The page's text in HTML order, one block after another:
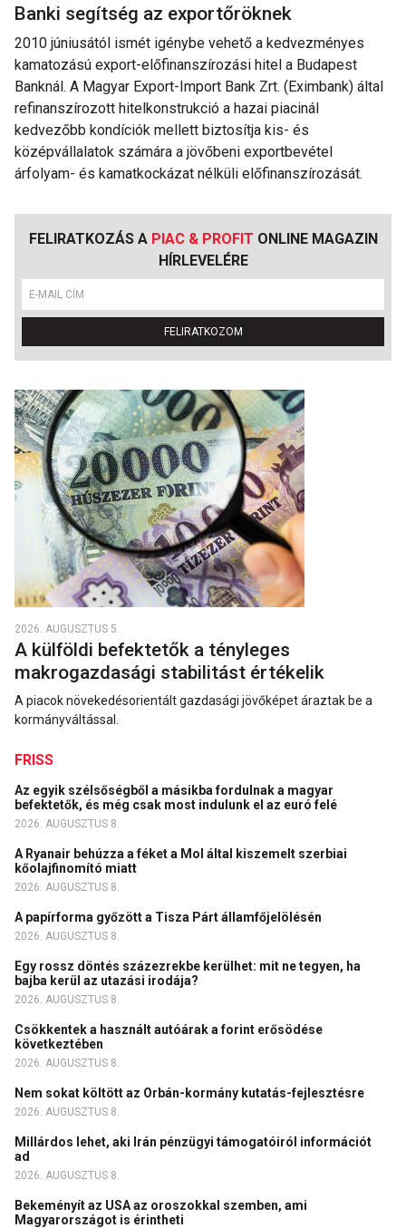
Banki segítség az exportőröknek
2010 júniusától ismét igénybe vehető a kedvezményes
kamatozású export-előfinanszírozási hitel a Budapest
Banknál. A Magyar Export-Import Bank Zrt. (Eximbank) által
refinanszírozott hitelkonstrukció a hazai piacinál
kedvezőbb kondíciók mellett biztosítja kis- és
középvállalatok számára a jövőbeni exportbevétel
árfolyam- és kamatkockázat nélküli előfinanszírozását.
FELIRATKOZÁS A PIAC & PROFIT ONLINE MAGAZIN
HÍRLEVELÉRE
FELIRATKOZOM
2026. AUGUSZTUS 5.
A külföldi befektetők a tényleges
makrogazdasági stabilitást értékelik
A piacok növekedésorientált gazdasági jövőképet áraztak be a
kormányváltással.
FRISS
Az egyik szélsőségből a másikba fordulnak a magyar
befektetők, és még csak most indulunk el az euró felé
2026. AUGUSZTUS 8.
A Ryanair behúzza a féket a Mol által kiszemelt szerbiai
kőolajfinomító miatt
2026. AUGUSZTUS 8.
A papírforma győzött a Tisza Párt államfőjelölésén
2026. AUGUSZTUS 8.
Egy rossz döntés százezrekbe kerülhet: mit ne tegyen, ha
bajba kerül az utazási irodája?
2026. AUGUSZTUS 8.
Csökkentek a használt autóárak a forint erősödése
következtében
2026. AUGUSZTUS 8.
Nem sokat költött az Orbán-kormány kutatás-fejlesztésre
2026. AUGUSZTUS 8.
Millárdos lehet, aki Irán pénzügyi támogatóiról információt
ad
2026. AUGUSZTUS 8.
Bekeményít az USA az oroszokkal szemben, ami
Magyarországot is érintheti